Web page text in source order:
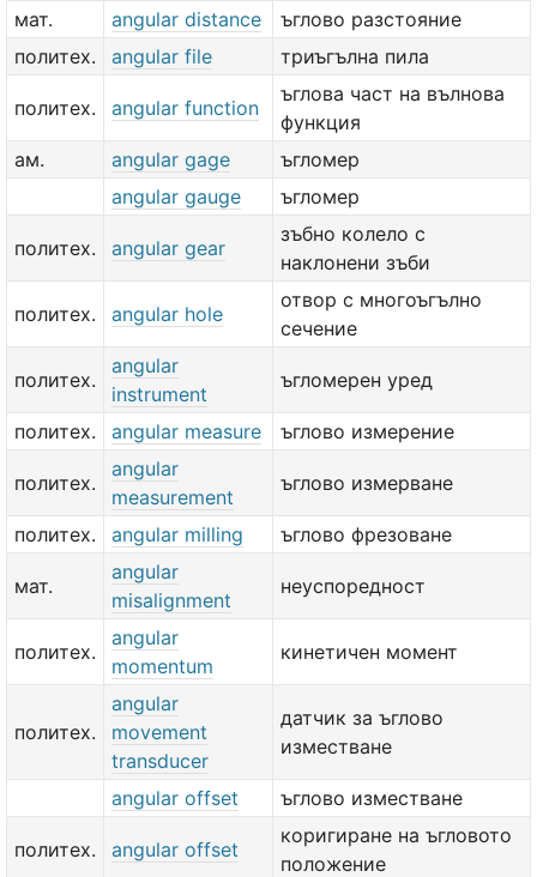
мат. angular distance
ъглово разстояние
политех.
angular file триъгълна пила
политех. angular function
ъглова част на вълнова
функция
ам.
angular gage
ъгломер
angular gauge
ъгломер
политех. angular gear
зъбно колело с
наклонени зъби
политех. angular hole
отвор с многоъгълно
сечение
политех.
angular
instrument
ъгломерен уред
политех. angular measure ъглово измерение
политех.
angular
measurement
ъглово измерване
политех. angular milling ъглово фрезоване
мат.
angular
misalignment
неуспоредност
политех.
angular
momentum
кинетичен момент
политех.
angular
movement
transducer
датчик за ъглово
изместване
angular offset ъглово изместване
политех. angular offset
коригиране на ъгловото
положение